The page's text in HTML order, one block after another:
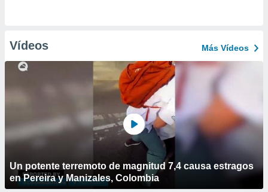
Vídeos Más Vídeos
Un potente terremoto de magnitud 7,4 causa estragos
en Pereira y Manizales, Colombia